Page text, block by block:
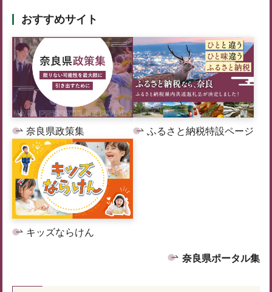
おすすめサイト
奈良県政策集 ふるさと納税特設ページ
キッズならけん
奈良県ポータル集